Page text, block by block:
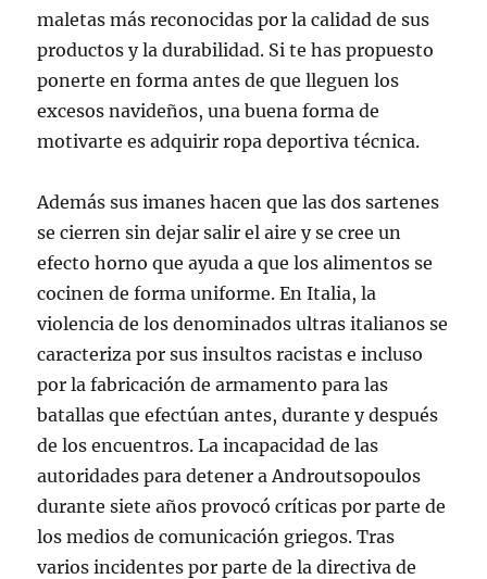
maletas más reconocidas por la calidad de sus
productos y la durabilidad. Si te has propuesto
ponerte en forma antes de que lleguen los
excesos navideños, una buena forma de
motivarte es adquirir ropa deportiva técnica.
Además sus imanes hacen que las dos sartenes
se cierren sin dejar salir el aire y se cree un
efecto horno que ayuda a que los alimentos se
cocinen de forma uniforme. En Italia, la
violencia de los denominados ultras italianos se
caracteriza por sus insultos racistas e incluso
por la fabricación de armamento para las
batallas que efectúan antes, durante y después
de los encuentros. La incapacidad de las
autoridades para detener a Androutsopoulos
durante siete años provocó críticas por parte de
los medios de comunicación griegos. Tras
varios incidentes por parte de la directiva de